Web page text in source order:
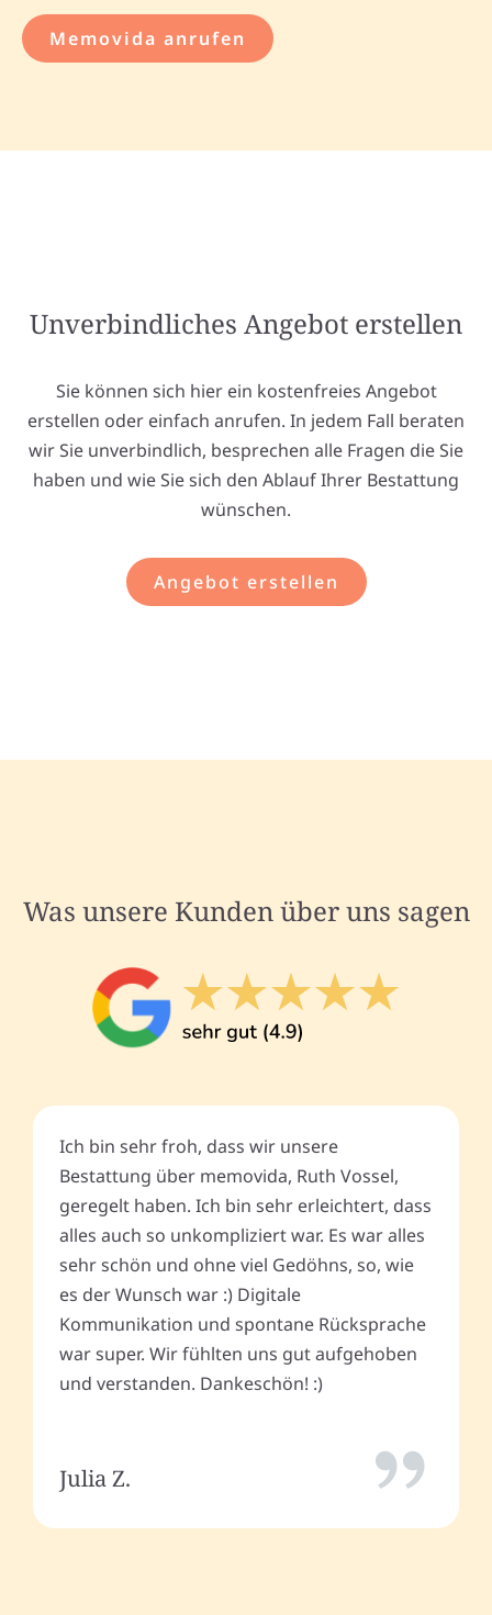
Memovida anrufen
Unverbindliches Angebot erstellen
Sie können sich hier ein kostenfreies Angebot
erstellen oder einfach anrufen. In jedem Fall beraten
wir Sie unverbindlich, besprechen alle Fragen die Sie
haben und wie Sie sich den Ablauf Ihrer Bestattung
wünschen.
Angebot erstellen
Was unsere Kunden über uns sagen
Ich bin sehr froh, dass wir unsere
Bestattung über memovida, Ruth Vossel,
geregelt haben. Ich bin sehr erleichtert, dass
alles auch so unkompliziert war. Es war alles
sehr schön und ohne viel Gedöhns, so, wie
es der Wunsch war :) Digitale
Kommunikation und spontane Rücksprache
war super. Wir fühlten uns gut aufgehoben
und verstanden. Dankeschön! :)
Julia Z.